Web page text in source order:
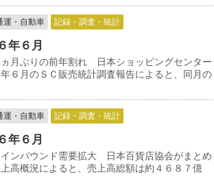
運・自動車 記録・調査・統計
年６月
月ぶりの前年割れ 日本ショッピングセンター
６月のＳＣ販売統計調査報告によると、同月の
運・自動車 記録・調査・統計
年６月
ンバウンド需要拡大 日本百貨店協会がまとめ
高概況によると、売上高総額は約４６８７億